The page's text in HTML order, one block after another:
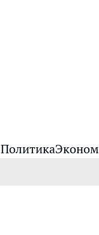
Политика